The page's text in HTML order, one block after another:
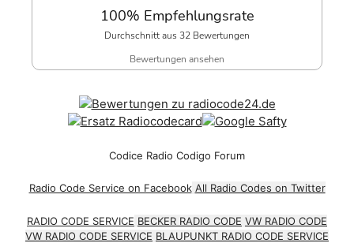
100% Empfehlungsrate
Durchschnitt aus 32 Bewertungen
Bewertungen ansehen
Codice Radio Codigo Forum
Radio Code Service on Facebook All Radio Codes on Twitter
RADIO CODE SERVICE BECKER RADIO CODE VW RADIO CODE
VW RADIO CODE SERVICE BLAUPUNKT RADIO CODE SERVICE